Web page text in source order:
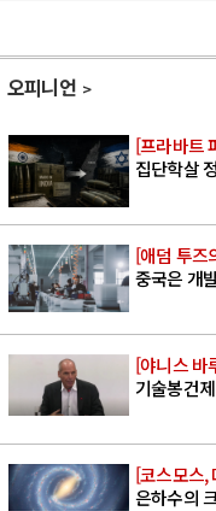
오피니언
[프라바트
집단학살
[애덤 투즈
중국은 개
[야니스 바
기술봉건
[코스모스,
은하수의